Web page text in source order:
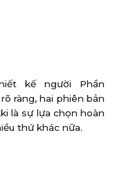
kế người Phần
ràng, hai phiên bản
là sự lựa chọn hoàn
thứ khác nữa.